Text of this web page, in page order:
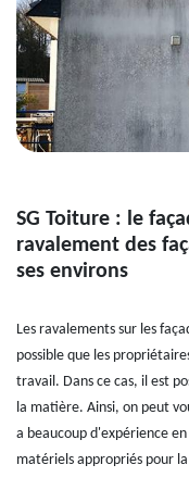
SG Toiture : le
ravalement des
ses environs
Les ravalements sur les
possible que les
travail. Dans ce cas, il est
la matière. Ainsi, on peut
a beaucoup d'expérience
matériels appropriés pour